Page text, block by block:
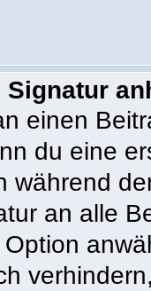
einen
du eine
während
an alle